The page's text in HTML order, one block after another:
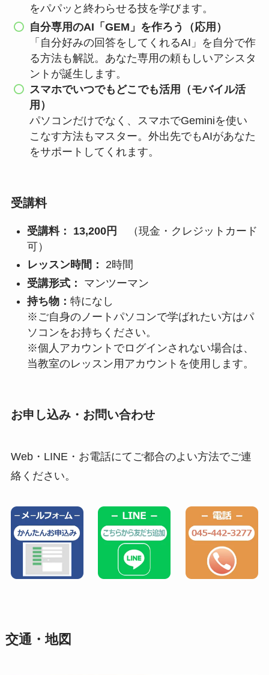
をパパッと終わらせる技を学びます。
自分専用のAI「GEM」を作ろう（応用）
「自分好みの回答をしてくれるAI」を自分で作
る方法も解説。あなた専用の頼もしいアシスタ
ントが誕生します。
スマホでいつでもどこでも活用（モバイル活
用）
パソコンだけでなく、スマホでGeminiを使い
こなす方法もマスター。外出先でもAIがあなた
をサポートしてくれます。
受講料
受講料： 13,200円
（現金・クレジットカード
可）
レッスン時間：
2時間
受講形式：
マンツーマン
持ち物： 特になし
※ご自身のノートパソコンで学ばれたい方はパ
ソコンをお持ちください。
※個人アカウントでログインされない場合は、
当教室のレッスン用アカウントを使用します。
お申し込み・お問い合わせ
Web・LINE・お電話にてご都合のよい方法でご連
絡ください。
交通・地図